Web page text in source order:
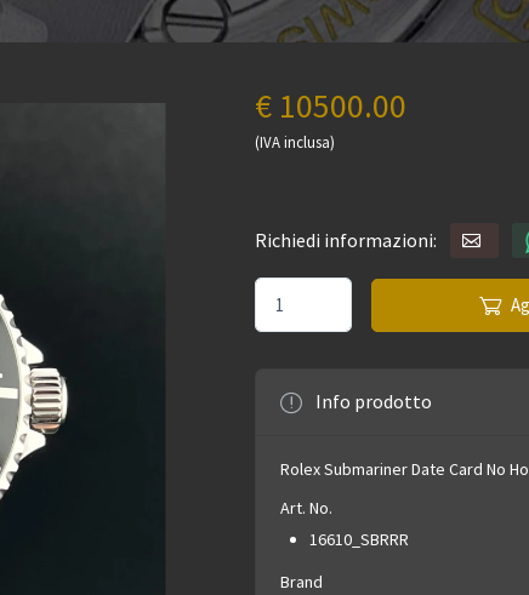
€ 10500.00
(IVA inclusa)
Richiedi informazioni:
Info prodotto
Rolex Submariner Date Card No
Art. No.
16610_SBRRR
Brand